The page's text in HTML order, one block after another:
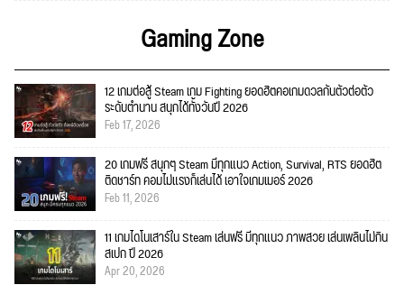
Gaming Zone
12 เกมต่อสู้ Steam เกม Fighting ยอดฮิตคอเกมดวลกันตัวต่อตัว
ระดับตำนาน สนุกได้ทั้งวันปี 2026
Feb 17, 2026
20 เกมฟรี สนุกๆ Steam มีทุกแนว Action, Survival, RTS ยอดฮิต
ติดชาร์ท คอมไม่แรงก็เล่นได้ เอาใจเกมเมอร์ 2026
Feb 11, 2026
11 เกมไดโนเสาร์ใน Steam เล่นฟรี มีทุกแนว ภาพสวย เล่นเพลินไม่กิน
สเปก ปี 2026
Apr 20, 2026